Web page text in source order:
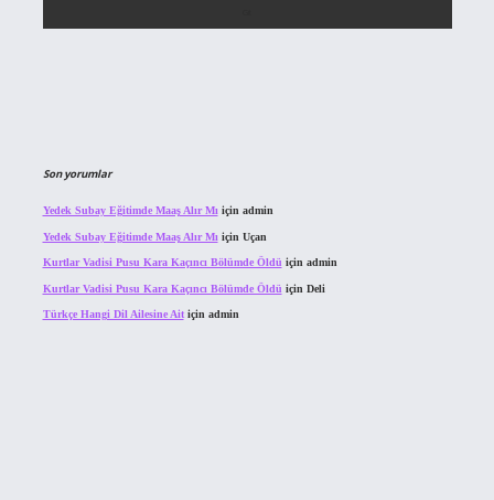
Son yorumlar
Yedek Subay Eğitimde Maaş Alır Mı için admin
Yedek Subay Eğitimde Maaş Alır Mı için Uçan
Kurtlar Vadisi Pusu Kara Kaçıncı Bölümde Öldü için admin
Kurtlar Vadisi Pusu Kara Kaçıncı Bölümde Öldü için Deli
Türkçe Hangi Dil Ailesine Aitiçin admin